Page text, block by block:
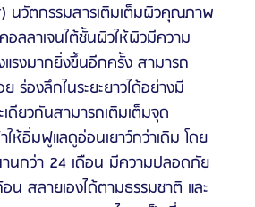
) นวัตกรรมสารเติมเต็มผิวคุณภาพ
อลลาเจนใต้ชั้นผิวให้ผิวมีความ
รงมากยิ่งขึ้นอีกครั้ง สามารถ
ร่องลึกในระยะยาวได้อย่างมี
ยวกันสามารถเติมเต็มจุด
ห้อิ่มฟูแลดูอ่อนเยาว์กว่าเดิม โดย
นกว่า 24 เดือน มีความปลอดภัย
น สลายเองได้ตามธรรมชาติ และ